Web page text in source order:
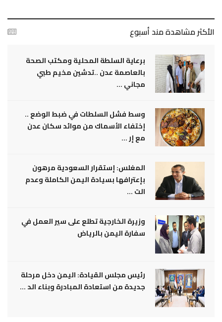
الأكثر مشاهدة مند أسبوع
برعاية السلطة المحلية ومكتب الصحة
بالعاصمة عدن ..تدشين مخيم طبي
مجاني ...
وسط فشل السلطات في ضبط الوضع ..
إختفاء الأسماك من موائد سكان عدن
مع إر ...
المغلس: إستقرار السعودية مرهون
بإعترافها بسيادة اليمن الكاملة وعدم
الت ...
وزيرة الخارجية تطلع على سير العمل في
سفارة اليمن بالرياض
رئيس مجلس القيادة: اليمن دخل مرحلة
جديدة من استعادة المبادرة وبناء الد ...